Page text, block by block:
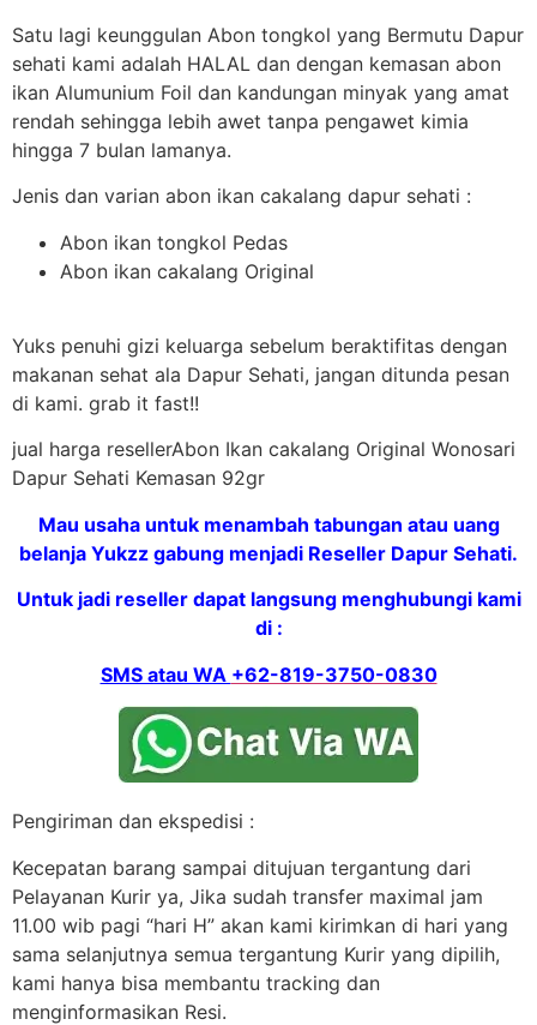
Satu lagi keunggulan Abon tongkol yang Bermutu Dapur
sehati kami adalah HALAL dan dengan kemasan abon
ikan Alumunium Foil dan kandungan minyak yang amat
rendah sehingga lebih awet tanpa pengawet kimia
hingga 7 bulan lamanya.
Jenis dan varian abon ikan cakalang dapur sehati :
Abon ikan tongkol Pedas
Abon ikan cakalang Original
Yuks penuhi gizi keluarga sebelum beraktifitas dengan
makanan sehat ala Dapur Sehati, jangan ditunda pesan
di kami. grab it fast!!
jual harga resellerAbon Ikan cakalang Original Wonosari
Dapur Sehati Kemasan 92gr
Mau usaha untuk menambah tabungan atau uang
belanja Yukzz gabung menjadi Reseller Dapur Sehati.
Untuk jadi reseller dapat langsung menghubungi kami
di :
SMS atau WA +62-819-3750-0830
Pengiriman dan ekspedisi :
Kecepatan barang sampai ditujuan tergantung dari
Pelayanan Kurir ya, Jika sudah transfer maximal jam
11.00 wib pagi “hari H” akan kami kirimkan di hari yang
sama selanjutnya semua tergantung Kurir yang dipilih,
kami hanya bisa membantu tracking dan
menginformasikan Resi.